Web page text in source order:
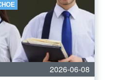
2026-06-08